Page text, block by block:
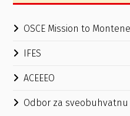
OSCE Mission to
IFES
ACEEEO
Odbor za